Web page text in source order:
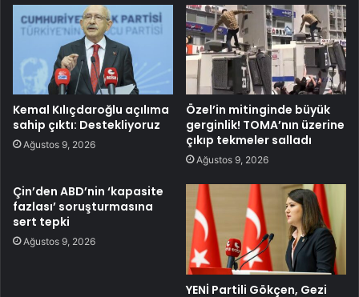
Kemal Kılıçdaroğlu açılıma
sahip çıktı: Destekliyoruz
Ağustos 9, 2026
Özel’in mitinginde büyük
gerginlik! TOMA’nın üzerine
çıkıp tekmeler salladı
Ağustos 9, 2026
Çin’den ABD’nin ‘kapasite
fazlası’ soruşturmasına
sert tepki
Ağustos 9, 2026
YENİ Partili Gökçen, Gezi